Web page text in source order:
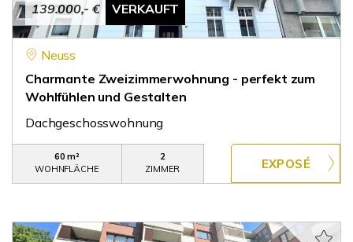
139.000,- € VERKAUFT
Neuss
Charmante Zweizimmerwohnung - perfekt zum
Wohlfühlen und Gestalten
Dachgeschosswohnung
60 m²
WOHNFLÄCHE
2
ZIMMER